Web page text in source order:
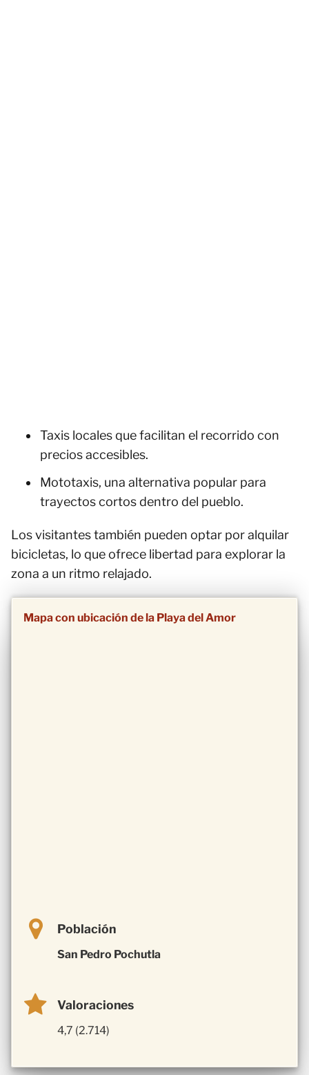
Taxis locales que facilitan el recorrido con
precios accesibles.
Mototaxis, una alternativa popular para
trayectos cortos dentro del pueblo.
Los visitantes también pueden optar por alquilar
bicicletas, lo que ofrece libertad para explorar la
zona a un ritmo relajado.
Mapa con ubicación de la Playa del Amor
Población
San Pedro Pochutla
Valoraciones
4,7 (2.714)